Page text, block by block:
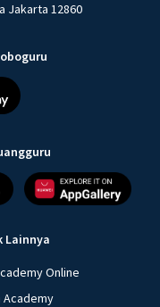
Jakarta 12860
Lainnya
Online
Academy